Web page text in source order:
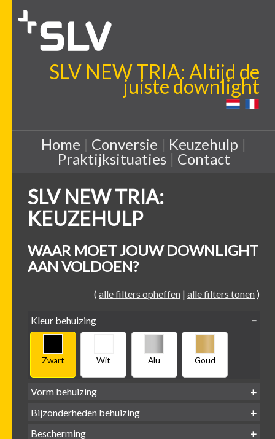
SLV NEW TRIA: Altijd de
juiste downlight
Home | Conversie | Keuzehulp |
Praktijksituaties| Contact
SLV NEW TRIA:
KEUZEHULP
WAAR MOET JOUW DOWNLIGHT
AAN VOLDOEN?
( alle filters opheffen | alle filters tonen )
Kleur behuizing
Zwart Wit Alu Goud
Vorm behuizing
Vierkant
Bijzonderheden behuizing
Bescherming